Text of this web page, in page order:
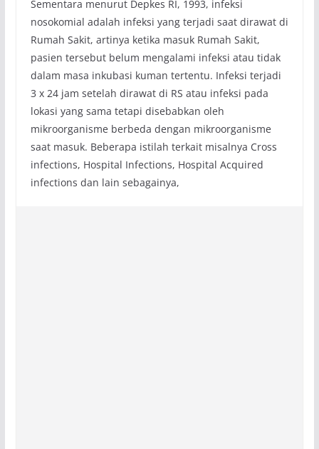
Sementara menurut Depkes RI, 1993, infeksi
nosokomial adalah infeksi yang terjadi saat dirawat di
Rumah Sakit, artinya ketika masuk Rumah Sakit,
pasien tersebut belum mengalami infeksi atau tidak
dalam masa inkubasi kuman tertentu. Infeksi terjadi
3 x 24 jam setelah dirawat di RS atau infeksi pada
lokasi yang sama tetapi disebabkan oleh
mikroorganisme berbeda dengan mikroorganisme
saat masuk. Beberapa istilah terkait misalnya Cross
infections, Hospital Infections, Hospital Acquired
infections dan lain sebagainya,